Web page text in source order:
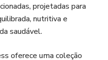
projetadas para
nutritiva e
saudável.
oferece uma coleção